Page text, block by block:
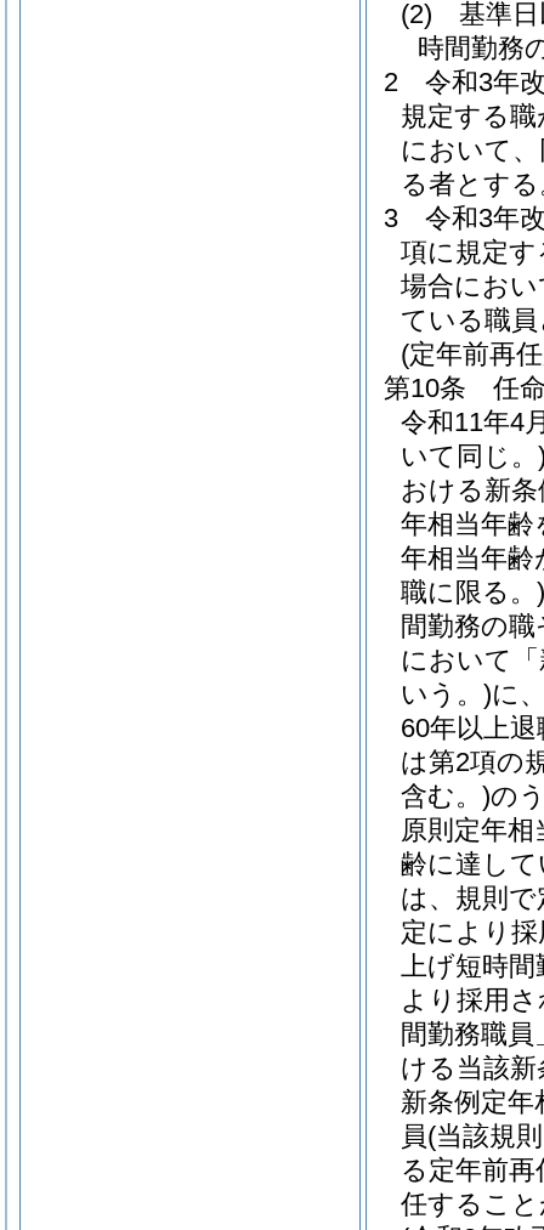
(2)
基準
時間勤務
2
令和3年
規定する
において
る者とす
3
令和3年
項に規定
場合にお
ている職
(定年前再
第10条
任
令和11年4
いて同じ。
おける新
年相当年
年相当年
職に限る。)
間勤務の
において
いう。)に
60年以上
は第2項の
含む。)の
原則定年
齢に達し
は、規則
定により
上げ短時間
より採用
間勤務職
ける当該
新条例定
員(当該規
る定年前
任するこ